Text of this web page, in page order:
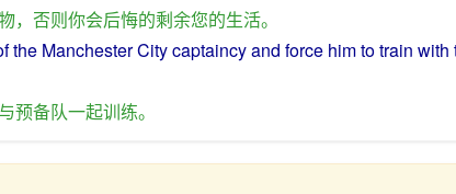
， 否则你会后悔的剩余您的生活。
the Manchester Citycaptaincyand force himtotrain with
与预备队一起训练。